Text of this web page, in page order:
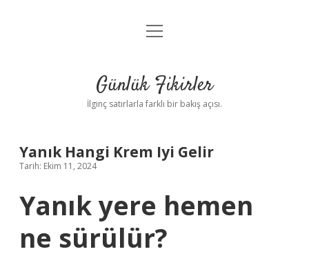
Anasayfa
Yasal Uyarı
menüyü
Günlük Fikirler
İlginç satırlarla farklı bir bakış açısı.
Yanık Hangi Krem Iyi Gelir
Tarih: Ekim 11, 2024
Yanık yere hemen
ne sürülür?